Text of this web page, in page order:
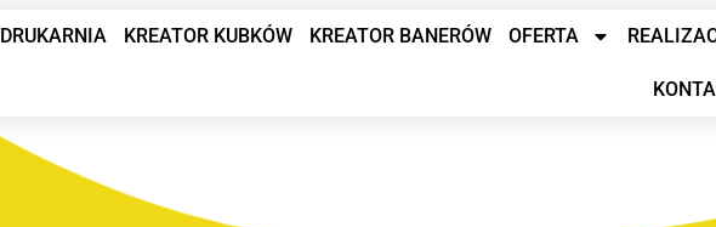
DRUKARNIA KREATOR KUBKÓW KREATOR BANERÓW OFERTA